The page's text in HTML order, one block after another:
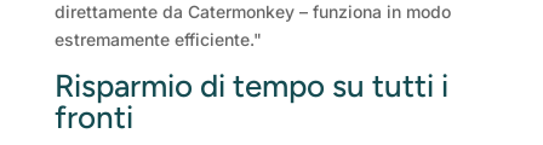
direttamente da Catermonkey – funziona in modo
estremamente efficiente."
Risparmio di tempo su tutti i
fronti